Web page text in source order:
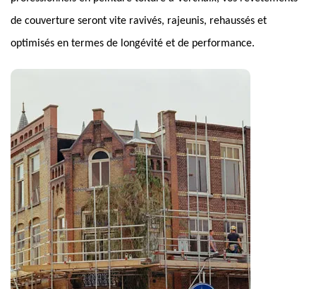
de couverture seront vite ravivés, rajeunis, rehaussés et
optimisés en termes de longévité et de performance.